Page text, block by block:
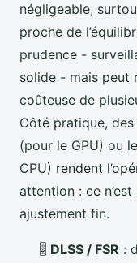
négligeable,
proche de
prudence -
solide - mais peut
coûteuse de
Côté pratique,
(pour le GPU) ou
CPU) rendent
attention : ce
ajustement fin.
🎚️ DLSS / FSR :